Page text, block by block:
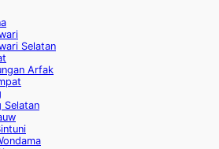
Selatan
Arfak
Selatan